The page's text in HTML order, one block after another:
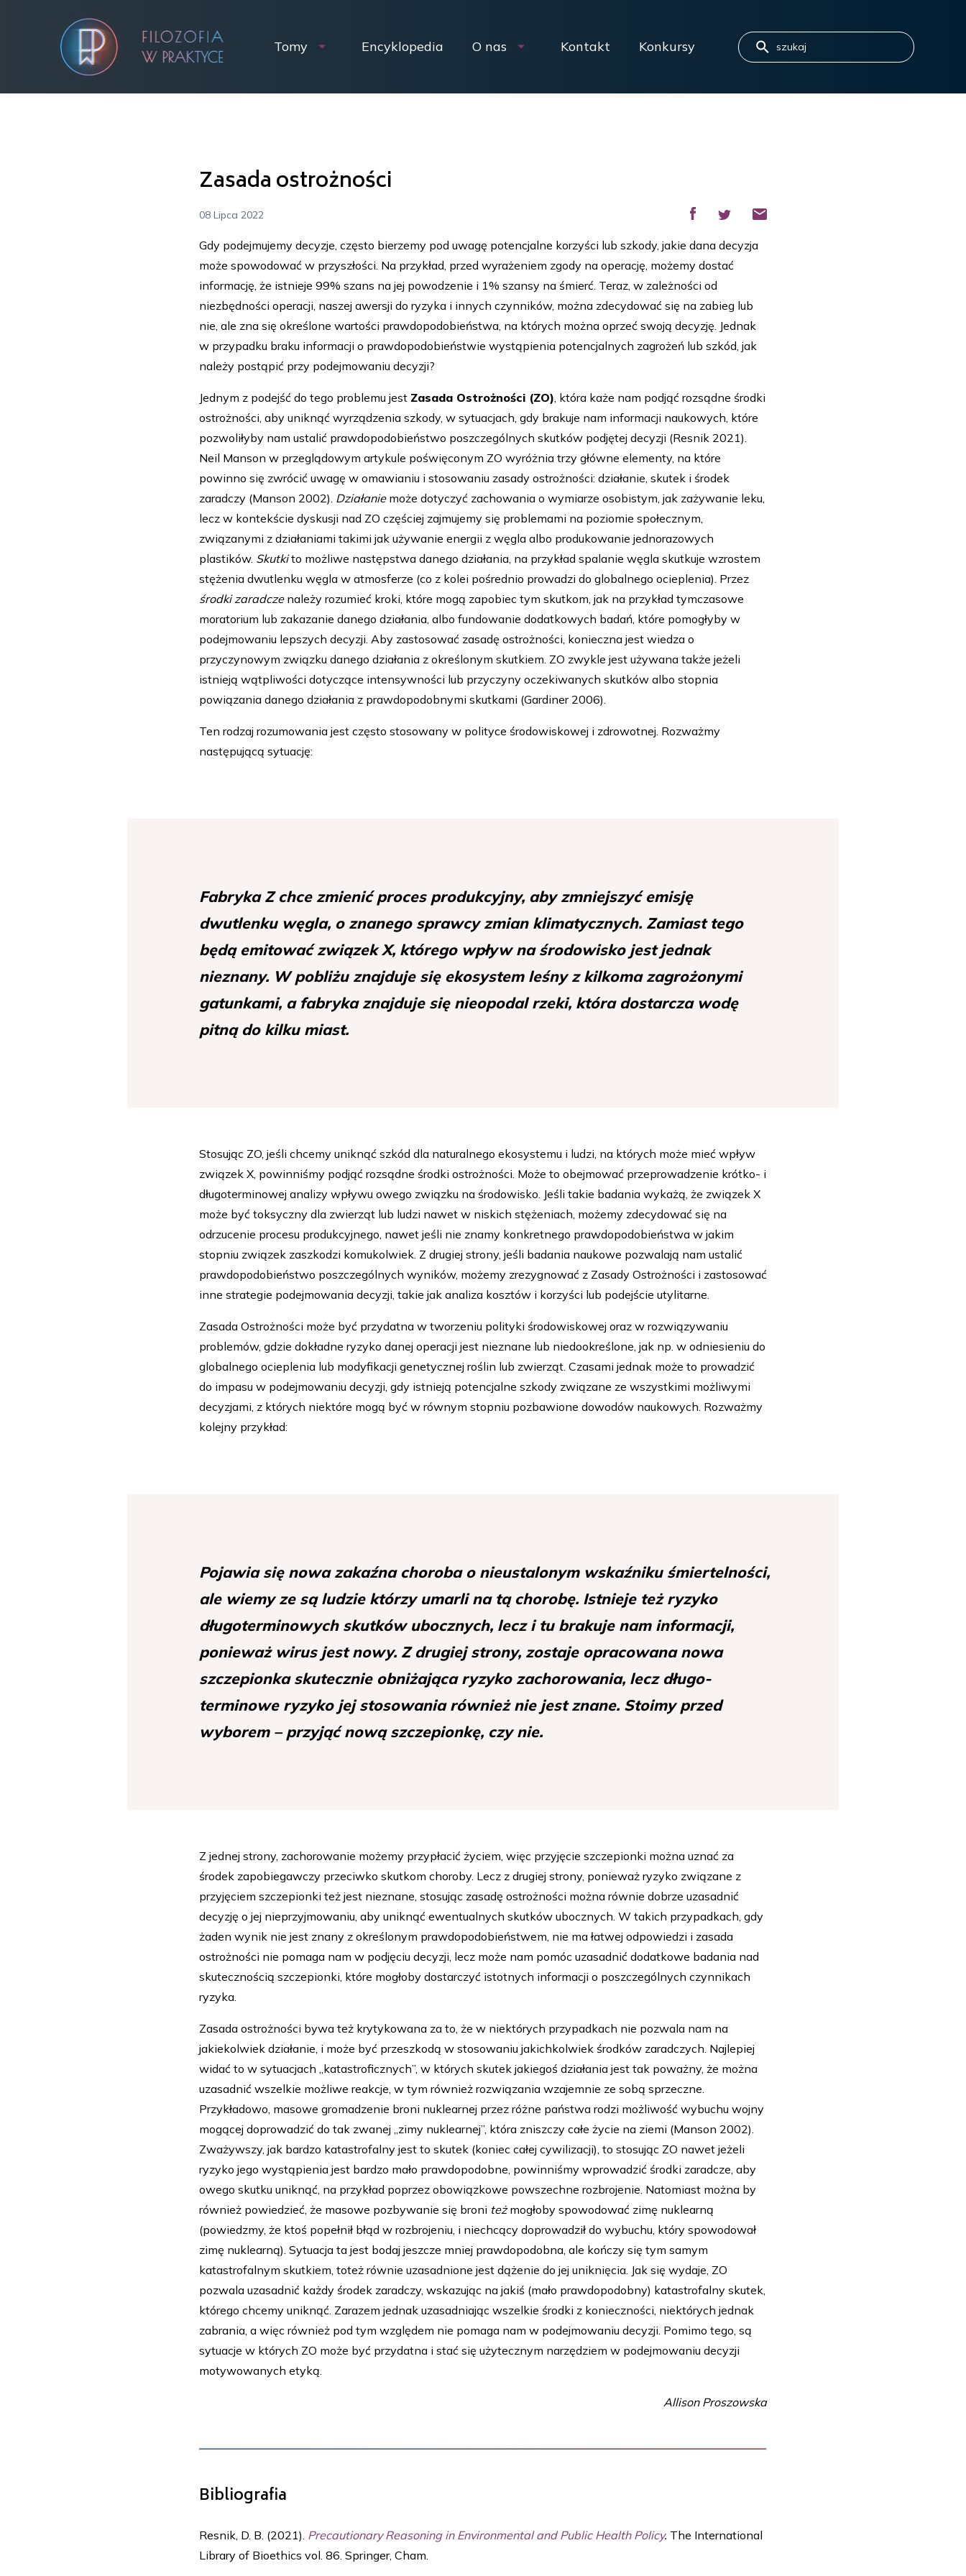
Tomy Encyklopedia O nas Kontakt Konkursy
Zasada ostrożności
08 Lipca 2022
Gdy podejmujemy decyzje, często bierzemy pod uwagę potencjalne korzyści lub szkody, jakie dana decyzja
może spowodować w przyszłości. Na przykład, przed wyrażeniem zgody na operację, możemy dostać
informację, że istnieje 99% szans na jej powodzenie i 1% szansy na śmierć. Teraz, w zależności od
niezbędności operacji, naszej awersji do ryzyka i innych czynników, można zdecydować się na zabieg lub
nie, ale zna się określone wartości prawdopodobieństwa, na których można oprzeć swoją decyzję. Jednak
w przypadku braku informacji o prawdopodobieństwie wystąpienia potencjalnych zagrożeń lub szkód, jak
należy postąpić przy podejmowaniu decyzji?
Jednym z podejść do tego problemu jest Zasada Ostrożności (ZO), która każe nam podjąć rozsądne środki
ostrożności, aby uniknąć wyrządzenia szkody, w sytuacjach, gdy brakuje nam informacji naukowych, które
pozwoliłyby nam ustalić prawdopodobieństwo poszczególnych skutków podjętej decyzji (Resnik 2021).
Neil Manson w przeglądowym artykule poświęconym ZO wyróżnia trzy główne elementy, na które
powinno się zwrócić uwagę w omawianiu i stosowaniu zasady ostrożności: działanie, skutek i środek
zaradczy (Manson 2002). Działaniemoże dotyczyć zachowania o wymiarze osobistym, jak zażywanie leku,
lecz w kontekście dyskusji nad ZO częściej zajmujemy się problemami na poziomie społecznym,
związanymi z działaniami takimi jak używanie energii z węgla albo produkowanie jednorazowych
plastików. Skutkito możliwe następstwa danego działania, na przykład spalanie węgla skutkuje wzrostem
stężenia dwutlenku węgla w atmosferze (co z kolei pośrednio prowadzi do globalnego ocieplenia). Przez
środki zaradczenależy rozumieć kroki, które mogą zapobiec tym skutkom, jak na przykład tymczasowe
moratorium lub zakazanie danego działania, albo fundowanie dodatkowych badań, które pomogłyby w
podejmowaniu lepszych decyzji. Aby zastosować zasadę ostrożności, konieczna jest wiedza o
przyczynowym związku danego działania z określonym skutkiem. ZO zwykle jest używana także jeżeli
istnieją wątpliwości dotyczące intensywności lub przyczyny oczekiwanych skutków albo stopnia
powiązania danego działania z prawdopodobnymi skutkami (Gardiner 2006).
Ten rodzaj rozumowania jest często stosowany w polityce środowiskowej i zdrowotnej. Rozważmy
następującą sytuację:
Fabryka Z chce zmienić proces produkcyjny, aby zmniejszyć emisję
dwutlenku węgla, o znanego sprawcy zmian klimatycznych. Zamiast tego
będą emitować związek X, którego wpływ na środowisko jest jednak
nieznany. W pobliżu znajduje się ekosystem leśny z kilkoma zagrożonymi
gatunkami, a fabryka znajduje się nieopodal rzeki, która dostarcza wodę
pitną do kilku miast.
Stosując ZO, jeśli chcemy uniknąć szkód dla naturalnego ekosystemu i ludzi, na których może mieć wpływ
związek X, powinniśmy podjąć rozsądne środki ostrożności. Może to obejmować przeprowadzenie krótko- i
długoterminowej analizy wpływu owego związku na środowisko. Jeśli takie badania wykażą, że związek X
może być toksyczny dla zwierząt lub ludzi nawet w niskich stężeniach, możemy zdecydować się na
odrzucenie procesu produkcyjnego, nawet jeśli nie znamy konkretnego prawdopodobieństwa w jakim
stopniu związek zaszkodzi komukolwiek. Z drugiej strony, jeśli badania naukowe pozwalają nam ustalić
prawdopodobieństwo poszczególnych wyników, możemy zrezygnować z Zasady Ostrożności i zastosować
inne strategie podejmowania decyzji, takie jak analiza kosztów i korzyści lub podejście utylitarne.
Zasada Ostrożności może być przydatna w tworzeniu polityki środowiskowej oraz w rozwiązywaniu
problemów, gdzie dokładne ryzyko danej operacji jest nieznane lub niedookreślone, jak np. w odniesieniu do
globalnego ocieplenia lub modyfikacji genetycznej roślin lub zwierząt. Czasami jednak może to prowadzić
do impasu w podejmowaniu decyzji, gdy istnieją potencjalne szkody związane ze wszystkimi możliwymi
decyzjami, z których niektóre mogą być w równym stopniu pozbawione dowodów naukowych. Rozważmy
kolejny przykład:
Pojawia się nowa zakaźna choroba o nieustalonym wskaźniku śmiertelności,
ale wiemy ze są ludzie którzy umarli na tą chorobę. Istnieje też ryzyko
długoterminowych skutków ubocznych, lecz i tu brakuje nam informacji,
ponieważ wirus jest nowy. Z drugiej strony, zostaje opracowana nowa
szczepionka skutecznie obniżająca ryzyko zachorowania, lecz długo-
terminowe ryzyko jej stosowania również nie jest znane. Stoimy przed
wyborem – przyjąć nową szczepionkę, czy nie.
Z jednej strony, zachorowanie możemy przypłacić życiem, więc przyjęcie szczepionki można uznać za
środek zapobiegawczy przeciwko skutkom choroby. Lecz z drugiej strony, ponieważ ryzyko związane z
przyjęciem szczepionki też jest nieznane, stosując zasadę ostrożności można równie dobrze uzasadnić
decyzję o jej nieprzyjmowaniu, aby uniknąć ewentualnych skutków ubocznych. W takich przypadkach, gdy
żaden wynik nie jest znany z określonym prawdopodobieństwem, nie ma łatwej odpowiedzi i zasada
ostrożności nie pomaga nam w podjęciu decyzji, lecz może nam pomóc uzasadnić dodatkowe badania nad
skutecznością szczepionki, które mogłoby dostarczyć istotnych informacji o poszczególnych czynnikach
ryzyka.
Zasada ostrożności bywa też krytykowana za to, że w niektórych przypadkach nie pozwala nam na
jakiekolwiek działanie, i może być przeszkodą w stosowaniu jakichkolwiek środków zaradczych. Najlepiej
widać to w sytuacjach „katastroficznych”, w których skutek jakiegoś działania jest tak poważny, że można
uzasadnić wszelkie możliwe reakcje, w tym również rozwiązania wzajemnie ze sobą sprzeczne.
Przykładowo, masowe gromadzenie broni nuklearnej przez różne państwa rodzi możliwość wybuchu wojny
mogącej doprowadzić do tak zwanej „zimy nuklearnej”, która zniszczy całe życie na ziemi (Manson 2002).
Zważywszy, jak bardzo katastrofalny jest to skutek (koniec całej cywilizacji), to stosując ZO nawet jeżeli
ryzyko jego wystąpienia jest bardzo mało prawdopodobne, powinniśmy wprowadzić środki zaradcze, aby
owego skutku uniknąć, na przykład poprzez obowiązkowe powszechne rozbrojenie. Natomiast można by
również powiedzieć, że masowe pozbywanie się broni teżmogłoby spowodować zimę nuklearną
(powiedzmy, że ktoś popełnił błąd w rozbrojeniu, i niechcący doprowadził do wybuchu, który spowodował
zimę nuklearną). Sytuacja ta jest bodaj jeszcze mniej prawdopodobna, ale kończy się tym samym
katastrofalnym skutkiem, toteż równie uzasadnione jest dążenie do jej uniknięcia. Jak się wydaje, ZO
pozwala uzasadnić każdy środek zaradczy, wskazując na jakiś (mało prawdopodobny) katastrofalny skutek,
którego chcemy uniknąć. Zarazem jednak uzasadniając wszelkie środki z konieczności, niektórych jednak
zabrania, a więc również pod tym względem nie pomaga nam w podejmowaniu decyzji. Pomimo tego, są
sytuacje w których ZO może być przydatna i stać się użytecznym narzędziem w podejmowaniu decyzji
motywowanych etyką.
Allison Proszowska
Bibliografia
Resnik, D. B. (2021). Precautionary Reasoning in Environmental and Public Health Policy. The International
Library of Bioethics vol. 86. Springer, Cham.